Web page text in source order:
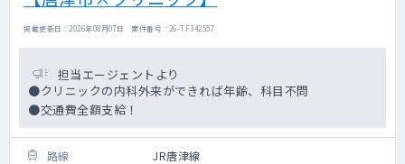
掲載更新日 : 2026年08月07日 案件番号 : 26-TF342557
担当エージェントより
●クリニックの内科外来ができれば年齢、科目不問
●交通費全額支給！
路線 JR唐津線